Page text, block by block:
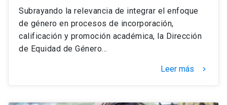
Subrayando la relevancia de integrar el enfoque
de género en procesos de incorporación,
calificación y promoción académica, la Dirección
de Equidad de Género…
Leer más keyboard_arrow_right